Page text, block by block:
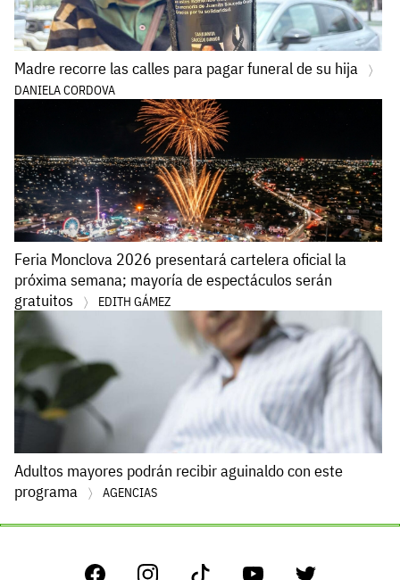
Madre recorre las calles para pagar funeral de su hija
DANIELA CORDOVA
Feria Monclova 2026 presentará cartelera oficial la
próxima semana; mayoría de espectáculos serán
gratuitos
EDITH GÁMEZ
Adultos mayores podrán recibir aguinaldo con este
programa
AGENCIAS